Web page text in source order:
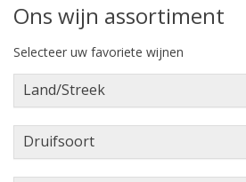
Ons wijn assortiment
Selecteer uw favoriete wijnen
Land/Streek
Druifsoort